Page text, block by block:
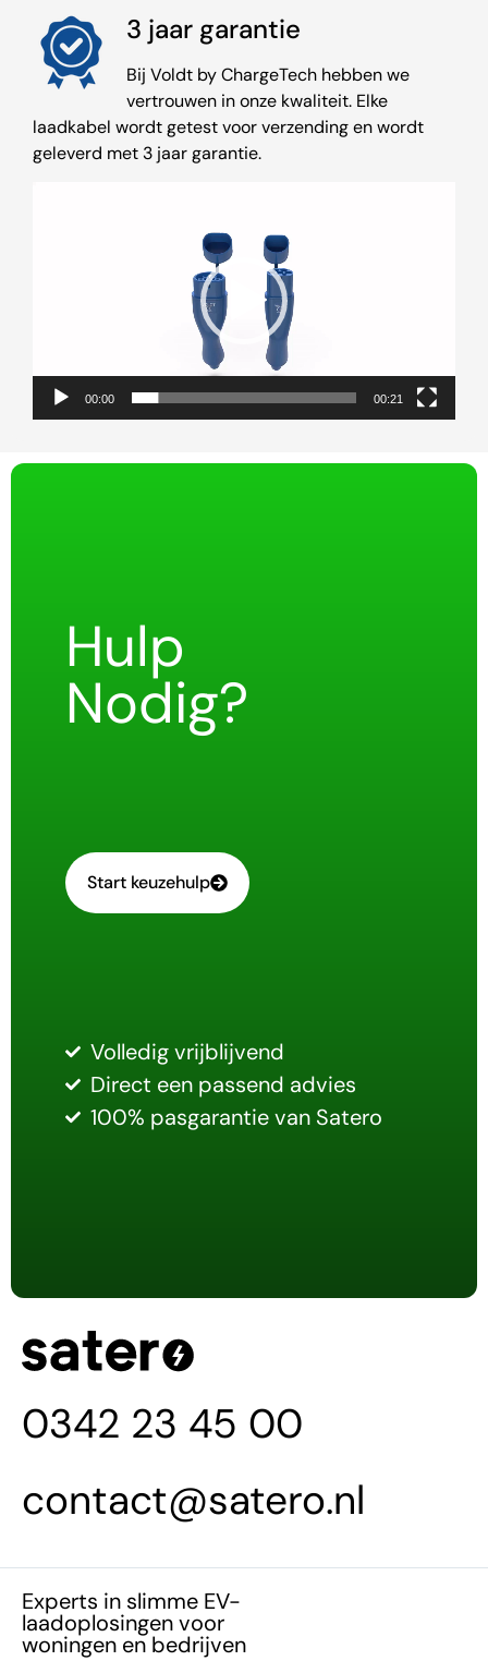
3 jaar garantie
Bij Voldt by ChargeTech hebben we
vertrouwen in onze kwaliteit. Elke
laadkabel wordt getest voor verzending en wordt
geleverd met 3 jaar garantie.
00:00 00:21
Hulp
Nodig?
Start keuzehulp
Volledig vrijblijvend
Direct een passend advies
100% pasgarantie van Satero
0342 23 45 00
contact@satero.nl
Experts in slimme EV-
laadoplosingen voor
woningen en bedrijven